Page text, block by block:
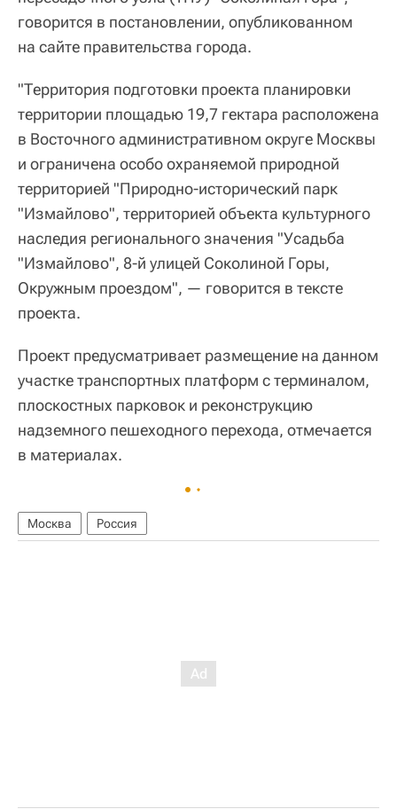
говорится в постановлении, опубликованном
на сайте правительства города.
"Территория подготовки проекта планировки
территории площадью 19,7 гектара расположена
в Восточного административном округе Москвы
и ограничена особо охраняемой природной
территорией "Природно-исторический парк
"Измайлово", территорией объекта культурного
наследия регионального значения "Усадьба
"Измайлово", 8-й улицей Соколиной Горы,
Окружным проездом", — говорится в тексте
проекта.
Проект предусматривает размещение на данном
участке транспортных платформ с терминалом,
плоскостных парковок и реконструкцию
надземного пешеходного перехода, отмечается
в материалах.
Москва Россия